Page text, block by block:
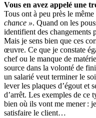
Vous en avez appelé une
Tous ont à peu près le même
chance ». Quand on les
identifient des changements
Mais je sens bien que ces
œuvre. Ce que je constate
chef ou le manque de
source dans la volonté de
un salarié veut terminer le
lever les plaques d’égout et
d’arrêt. Les exemples de ce
bien où ils vont me mener :
satisfaire le client…